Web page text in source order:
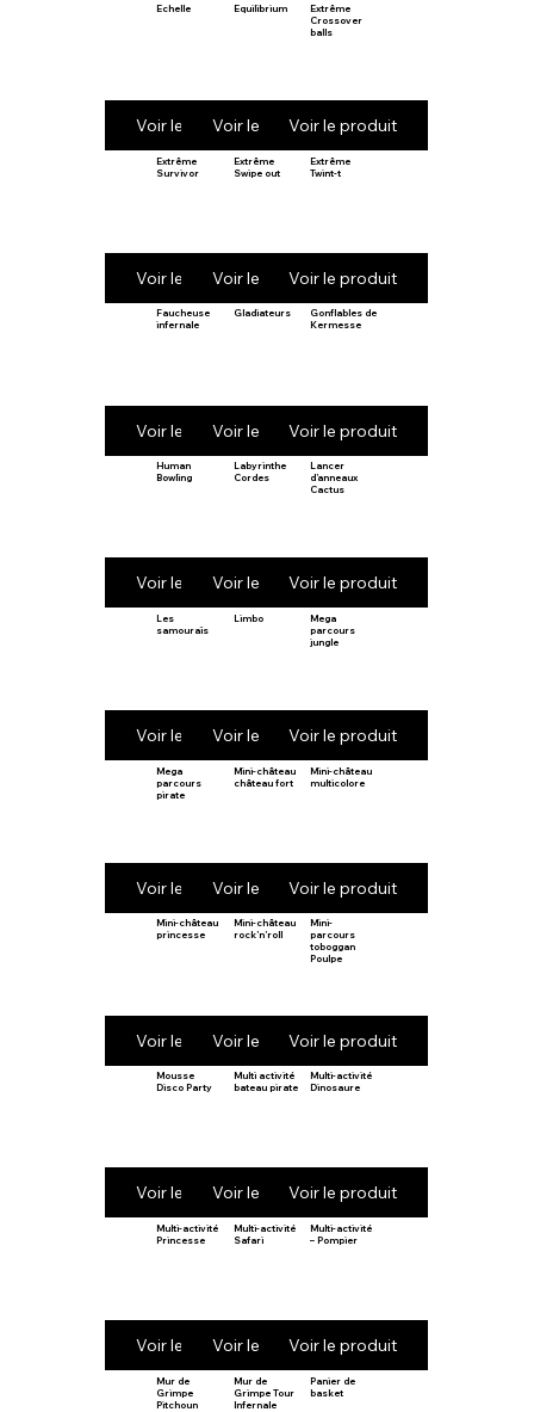
Echelle
Voir le produit
Equilibrium
Voir le produit
Extrême
Crossover
balls
Voir le produit
Extrême
Survivor
Voir le produit
Extrême
Swipe out
Voir le produit
Extrême
Twint-t
Voir le produit
Faucheuse
infernale
Voir le produit
Gladiateurs
Voir le produit
Gonflables de
Kermesse
Voir le produit
Human
Bowling
Voir le produit
Labyrinthe
Cordes
Voir le produit
Lancer
d’anneaux
Cactus
Voir le produit
Les
samouraïs
Voir le produit
Limbo
Voir le produit
Mega
parcours
jungle
Voir le produit
Mega
parcours
pirate
Voir le produit
Mini-château
château fort
Voir le produit
Mini-château
multicolore
Voir le produit
Mini-château
princesse
Voir le produit
Mini-château
rock’n’roll
Voir le produit
Mini-
parcours
toboggan
Poulpe
Voir le produit
Mousse
Disco Party
Voir le produit
Multi activité
bateau pirate
Voir le produit
Multi-activité
Dinosaure
Voir le produit
Multi-activité
Princesse
Voir le produit
Multi-activité
Safari
Voir le produit
Multi-activité
– Pompier
Voir le produit
Mur de
Grimpe
Pitchoun
Mur de
Grimpe Tour
Infernale
Panier de
basket